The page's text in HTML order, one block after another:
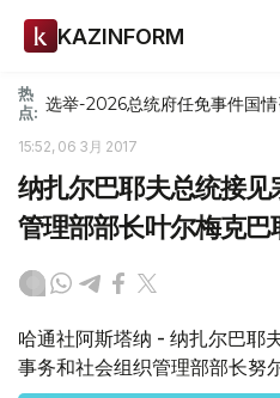
KAZINFORM
热
点: 选举-2026总统府任免事件国
15:52, 06 3月 2017
纳扎尔巴耶夫总统接
管理部部长叶尔梅克巴
哈通社阿斯塔纳 - 纳扎尔巴耶
事务和社会组织管理部部长努